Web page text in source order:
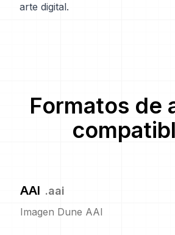
arte digital.
Formatos de
AAI .aai
Imagen Dune AAI